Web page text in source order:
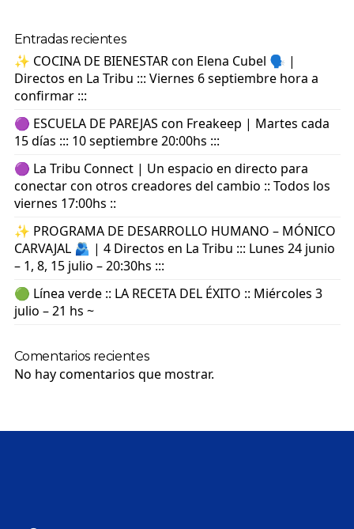
Entradas recientes
✨ COCINA DE BIENESTAR con Elena Cubel 🗣️ |
Directos en La Tribu ::: Viernes 6 septiembre hora a
confirmar :::
🟣 ESCUELA DE PAREJAS con Freakeep | Martes cada
15 días ::: 10 septiembre 20:00hs :::
🟣 La Tribu Connect | Un espacio en directo para
conectar con otros creadores del cambio :: Todos los
viernes 17:00hs ::
✨ PROGRAMA DE DESARROLLO HUMANO – MÓNICO
CARVAJAL 🫂 | 4 Directos en La Tribu ::: Lunes 24 junio
– 1, 8, 15 julio – 20:30hs :::
🟢 Línea verde :: LA RECETA DEL ÉXITO :: Miércoles 3
julio – 21 hs ~
Comentarios recientes
No hay comentarios que mostrar.